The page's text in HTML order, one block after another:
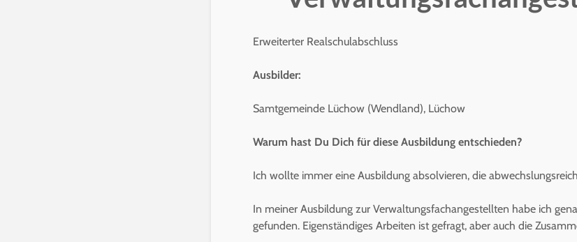
Erweiterter Realschulabschluss
Ausbilder:
Samtgemeinde Lüchow (Wendland), Lüchow
Warum hast Du Dich für diese Ausbildung entschieden?
Ich wollte immer eine Ausbildung absolvieren, die
In meiner Ausbildung zur Verwaltungsfachangestellten habe ich
gefunden. Eigenständiges Arbeiten ist gefragt, aber auch die